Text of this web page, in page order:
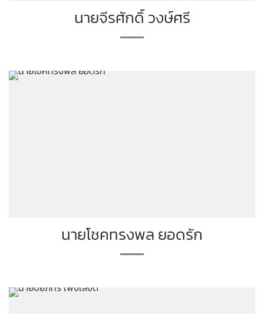
นายจีรศักดิ์ วงษ์ศรี
นายโชคทรงพล ยอดรัก